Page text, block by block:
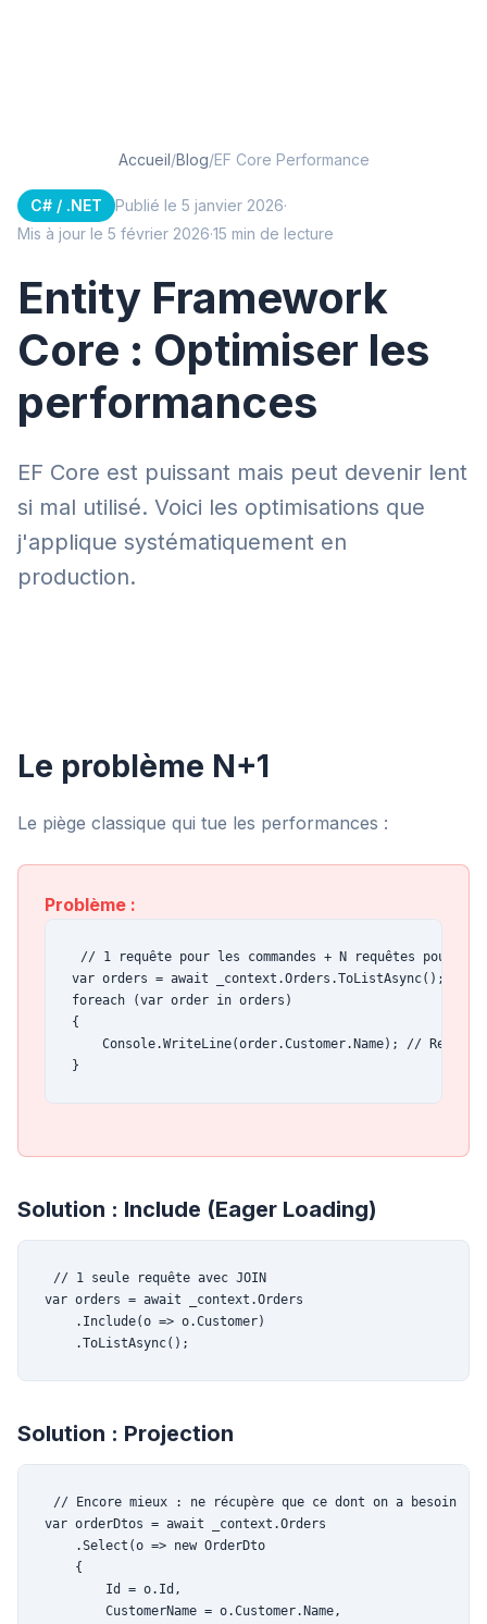
Accueil/Blog/EF Core Performance
C# / .NET Publié le 5 janvier 2026·
Mis à jour le 5 février 2026·15 min de lecture
Entity Framework
Core : Optimiser les
performances
EF Core est puissant mais peut devenir lent
si mal utilisé. Voici les optimisations que
j'applique systématiquement en
production.
Le problème N+1
Le piège classique qui tue les performances :
Problème :
// 1 requête pour les commandes + N requêtes pour
var orders = await _context.Orders.ToListAsync();
foreach (var order in orders)
{
Console.WriteLine(order.Customer.Name); //
}
Solution : Include (Eager Loading)
// 1 seule requête avec JOIN
var orders = await _context.Orders
    .Include(o => o.Customer)
    .ToListAsync();
Solution : Projection
// Encore mieux : ne récupère que ce dont on a besoin
var orderDtos = await _context.Orders
    .Select(o => new OrderDto
    {
        Id = o.Id,
        CustomerName = o.Customer.Name,